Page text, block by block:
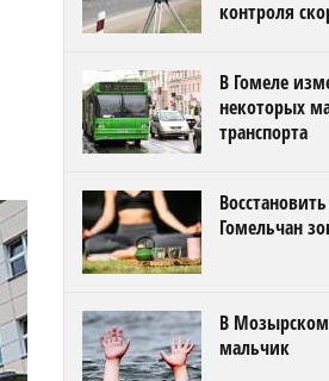
контроля
В Гомеле
некоторых
транспорта
Гомельчан
В Мозырском
мальчик